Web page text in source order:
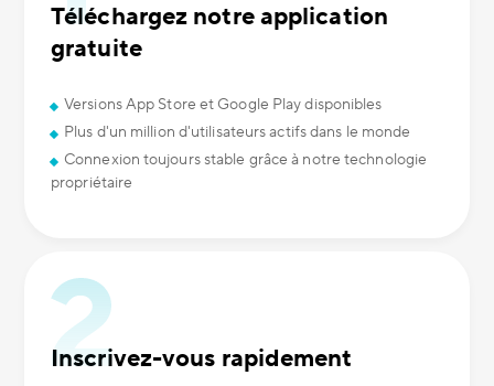
Téléchargez notre application
gratuite
Versions App Store et Google Play disponibles
Plus d'un million d'utilisateurs actifs dans le monde
Connexion toujours stable grâce à notre technologie
propriétaire
Inscrivez-vous rapidement